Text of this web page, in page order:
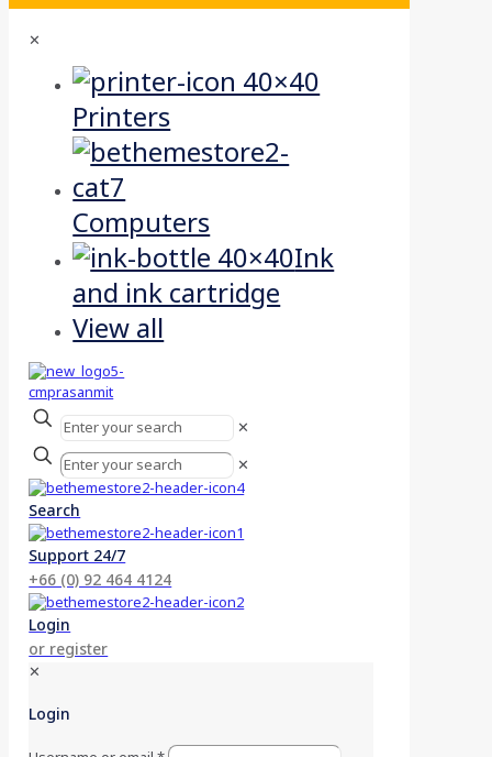
✕
Printers
Computers
Ink
and ink cartridge
View all
✕
✕
Search
Support 24/7
+66 (0) 92 464 4124
Login
or register
✕
Login